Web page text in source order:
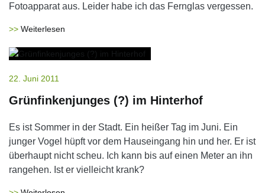
Fotoapparat aus. Leider habe ich das Fernglas vergessen.
Weiterlesen
22. Juni 2011
Grünfinkenjunges (?) im Hinterhof
Es ist Sommer in der Stadt. Ein heißer Tag im Juni. Ein
junger Vogel hüpft vor dem Hauseingang hin und her. Er ist
überhaupt nicht scheu. Ich kann bis auf einen Meter an ihn
rangehen. Ist er vielleicht krank?